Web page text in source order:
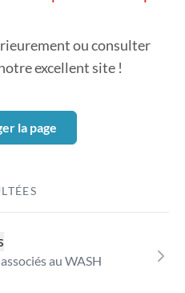
ou consulter
excellent site !
la page
au WASH